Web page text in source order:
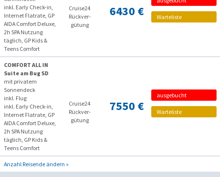
inkl. Early Check-in,
Internet Flatrate, GP
AIDA Comfort Deluxe,
2h SPA Nutzung
täglich, GP Kids &
Teens Comfort
Cruise24
Rückver­
gütung
6430 € Warteliste
COMFORT ALL IN
Suite am Bug SD
mit privatem
Sonnendeck
inkl. Flug
inkl. Early Check-in,
Internet Flatrate, GP
AIDA Comfort Deluxe,
2h SPA Nutzung
täglich, GP Kids &
Teens Comfort
Cruise24
Rückver­
gütung
7550 €
ausgebucht
Warteliste
Anzahl Reisende ändern »